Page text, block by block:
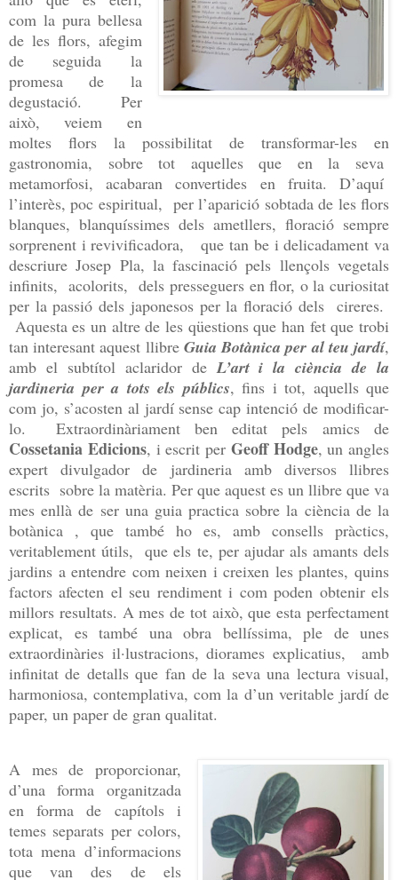
com la pura bellesa
de les flors, afegim
de seguida la
promesa de la
degustació. Per
això, veiem en
moltes flors la possibilitat de transformar-les en
gastronomia, sobre tot aquelles que en la seva
metamorfosi, acabaran convertides en fruita. D’aquí
l’interès, poc espiritual, per l’aparició sobtada de les flors
blanques, blanquíssimes dels ametllers, floració sempre
sorprenent i revivificadora, que tan be i delicadament va
descriure Josep Pla, la fascinació pels llençols vegetals
infinits, acolorits, dels presseguers en flor, o la curiositat
per la passió dels japonesos per la floració dels cireres.
Aquesta es un altre de les qüestions que han fet que trobi
tan interesant aquest llibreGuia Botànica per al teu jardí,
amb el subtítol aclaridor de L’art i la ciència de la
jardineria per a tots els públics, fins i tot, aquells que
com jo, s’acosten al jardí sense cap intenció de modificar-
lo. Extraordinàriament ben editat pels amics de
Cossetania Edicions, i escrit per Geoff Hodge, un angles
expert divulgador de jardineria amb diversos llibres
escrits sobre la matèria. Per que aquest es un llibre que va
mes enllà de ser una guia practica sobre la ciència de la
botànica , que també ho es, amb consells pràctics,
veritablement útils, que els te, per ajudar als amants dels
jardins a entendre com neixen i creixen les plantes, quins
factors afecten el seu rendiment i com poden obtenir els
millors resultats. A mes de tot això, que esta perfectament
explicat, es també una obra bellíssima, ple de unes
extraordinàries il·lustracions, diorames explicatius, amb
infinitat de detalls que fan de la seva una lectura visual,
harmoniosa, contemplativa, com la d’un veritable jardí de
paper, un paper de gran qualitat.
A mes de proporcionar,
d’una forma organitzada
en forma de capítols i
temes separats per colors,
tota mena d’informacions
que van des de els